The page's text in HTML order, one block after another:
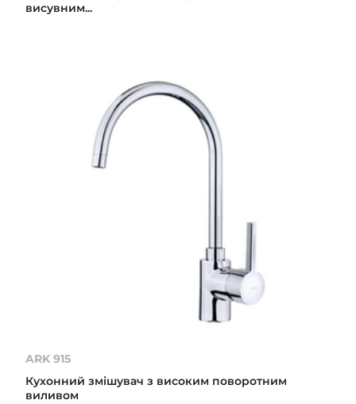
висувним...
ARK 915
Кухонний змішувач з високим поворотним
виливом